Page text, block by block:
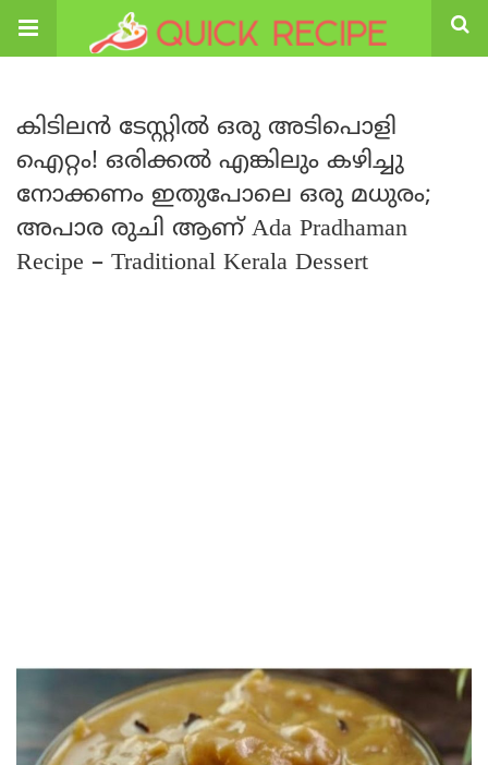
കിടിലൻ ടേസ്റ്റിൽ ഒരു അടിപൊളി
ഐറ്റം! ഒരിക്കൽ എങ്കിലും കഴിച്ചു
നോക്കണം ഇതുപോലെ ഒരു മധുരം;
അപാര രുചി ആണ് Ada Pradhaman
Recipe – Traditional Kerala Dessert